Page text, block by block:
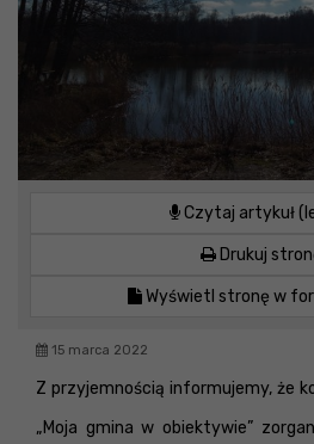
Czytaj artykuł
Drukuj
Wyświetl stronę w
15 marca 2022
Z przyjemnością informujemy, że
„Moja gmina w obiektywie”